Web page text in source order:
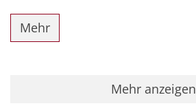
Mehr
Mehr anzeigen